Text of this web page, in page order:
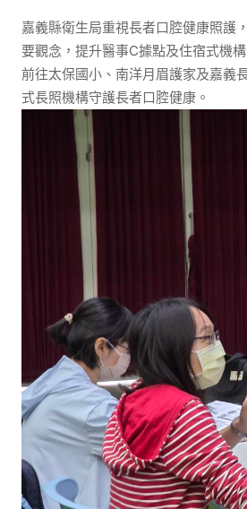
嘉義縣衛生局重視長者口腔健康照護
要觀念，提升醫事C據點及住宿式機
前往太保國小、南洋月眉護家及嘉義
式長照機構守護長者口腔健康。